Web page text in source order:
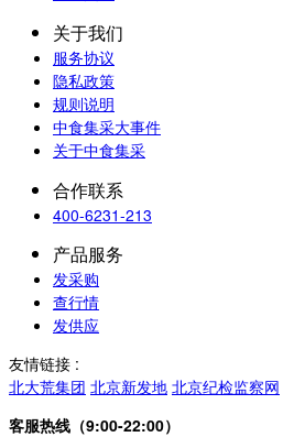
关于我们
服务协议
隐私政策
规则说明
中食集采大事件
关于中食集采
合作联系
400-6231-213
产品服务
发采购
查行情
发供应
友情链接 :
北大荒集团 北京新发地 北京纪检监察网
客服热线（9:00-22:00）